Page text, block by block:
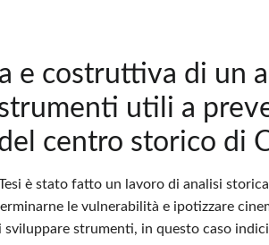
e costruttiva di un
utili a
centro storico di
è stato fatto un lavoro di analisi
le vulnerabilità e ipotizzare
sviluppare strumenti, in questo caso